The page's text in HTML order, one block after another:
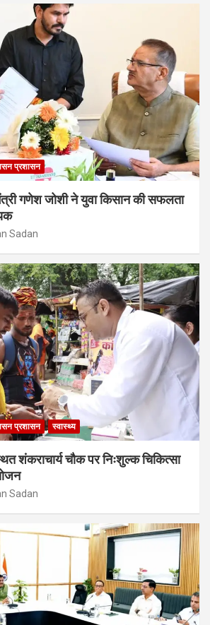
प्रशासन
गणेश जोशी ने युवा किसान की सफलता
Sadan
प्रशासन स्वास्थ्य
शंकराचार्य चौक पर निःशुल्क चिकित्सा
Sadan